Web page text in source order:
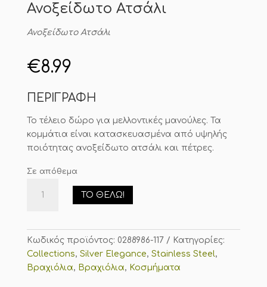
Ανοξείδωτο Ατσάλι
Ανοξείδωτο Ατσάλι
€8.99
ΠΕΡΙΓΡΑΦΗ
Το τέλειο δώρο για μελλοντικές μανούλες. Τα
κομμάτια είναι κατασκευασμένα από υψηλής
ποιότητας ανοξείδωτο ατσάλι και πέτρες.
Σε απόθεμα
Βραχιόλι
Ατσάλι
ποσότητα
ΤΟ ΘΈΛΩ!
Κωδικός προϊόντος: 0288986-117
Κατηγορίες:
Collections, Silver Elegance, Stainless Steel,
Βραχιόλια, Βραχιόλια, Κοσμήματα